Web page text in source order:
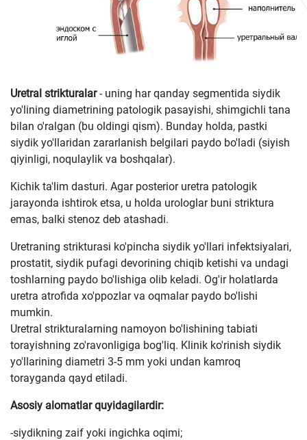
Uretral strikturalar- uning har qanday segmentida siydik
yo'lining diametrining patologik pasayishi, shimgichli tana
bilan o'ralgan (bu oldingi qism). Bunday holda, pastki
siydik yo'llaridan zararlanish belgilari paydo bo'ladi (siyish
qiyinligi, noqulaylik va boshqalar).
Kichik ta'lim dasturi. Agar posterior uretra patologik
jarayonda ishtirok etsa, u holda urologlar buni striktura
emas, balki stenoz deb atashadi.
Uretraning strikturasi ko'pincha siydik yo'llari infektsiyalari,
prostatit, siydik pufagi devorining chiqib ketishi va undagi
toshlarning paydo bo'lishiga olib keladi. Og'ir holatlarda
uretra atrofida xo'ppozlar va oqmalar paydo bo'lishi
mumkin.
Uretral strikturalarning namoyon bo'lishining tabiati
torayishning zo'ravonligiga bog'liq. Klinik ko'rinish siydik
yo'llarining diametri 3-5 mm yoki undan kamroq
torayganda qayd etiladi.
Asosiy alomatlar quyidagilardir:
-siydikning zaif yoki ingichka oqimi;